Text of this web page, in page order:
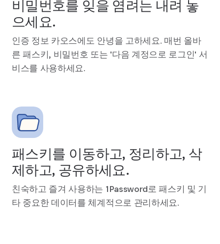
비밀번호를 잊을 염려는 내려 놓
으세요.
인증 정보 카오스에도 안녕을 고하세요. 매번 올바
른 패스키, 비밀번호 또는 '다음 계정으로 로그인' 서
비스를 사용하세요.
패스키를 이동하고, 정리하고, 삭
제하고, 공유하세요.
친숙하고 즐겨 사용하는 1Password로 패스키 및 기
타 중요한 데이터를 체계적으로 관리하세요.